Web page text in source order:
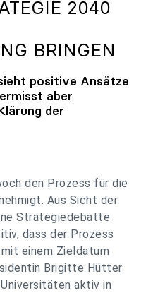
2040
BRINGEN
positive Ansätze
aber
der
den Prozess für die
Aus Sicht der
Strategiedebatte
dass der Prozess
einem Zieldatum
Brigitte Hütter
aktiv in